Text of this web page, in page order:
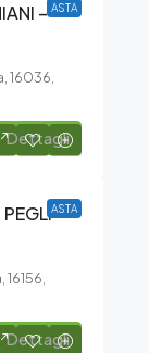
ASTA
–
16036,
Dettagli
ASTA
–
Dettagli